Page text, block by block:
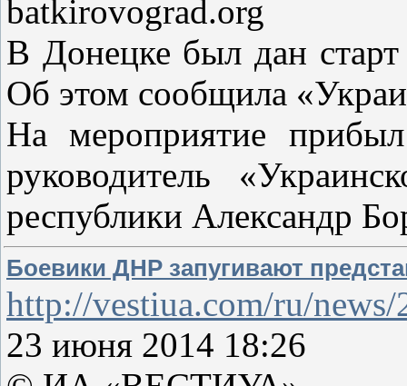
batkirovograd.org
В Донецке был дан
Об этом сообщила
На мероприятие
руководитель
республики Александр
Боевики ДНР запугивают
http://vestiua.com/ru/
23 июня 2014 18:26